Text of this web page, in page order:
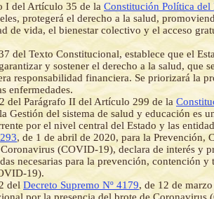
I del Artículo 35 de la Constitución Política del
protegerá el derecho a la salud,
de vida, el bienestar colectivo y el acceso
del Texto Constitucional, establece que el
y sostener el derecho a la salud, que
responsabilidad financiera. Se priorizará la
enfermedades.
del Parágrafo II del Artículo 299 de la
Gestión del sistema de salud y educación es
por el nivel central del Estado y las
, de 1 de abril de 2020, para la Prevención,
(COVID-19), declara de interés y
necesarias para la prevención, contención
19).
del Decreto Supremo Nº 4179, de 12 de